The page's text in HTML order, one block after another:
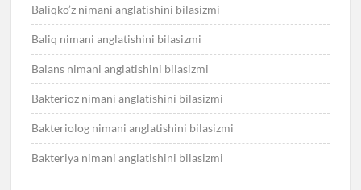
Baliqko’z nimani anglatishini bilasizmi
Baliq nimani anglatishini bilasizmi
Balans nimani anglatishini bilasizmi
Bakterioz nimani anglatishini bilasizmi
Bakteriolog nimani anglatishini bilasizmi
Bakteriya nimani anglatishini bilasizmi